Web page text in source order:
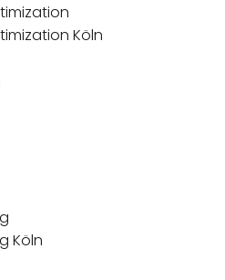
Köln
Köln